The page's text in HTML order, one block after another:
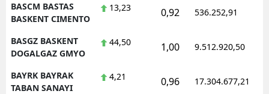
BASCM BASTAS
BASKENT CIMENTO
13,23 0,92 536.252,91
BASGZ BASKENT
DOGALGAZ GMYO
44,50 1,00 9.512.920,50
BAYRK BAYRAK
TABAN SANAYI
4,21 0,96 17.304.677,21